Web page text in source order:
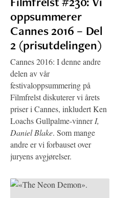
oppsummerer
Cannes 2016 – Del
2 (prisutdelingen)
Cannes 2016: I denne andre
delen av vår
festivaloppsummering på
Filmfrelst diskuterer vi årets
priser i Cannes, inkludert Ken
Loachs Gullpalme-vinnerI,
Daniel Blake. Som mange
andre er vi forbauset over
juryens avgjørelser.